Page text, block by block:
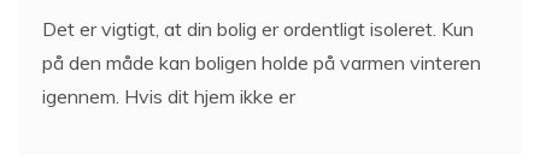
Det er vigtigt, at din bolig er ordentligt isoleret. Kun
på den måde kan boligen holde på varmen vinteren
igennem. Hvis dit hjem ikke er